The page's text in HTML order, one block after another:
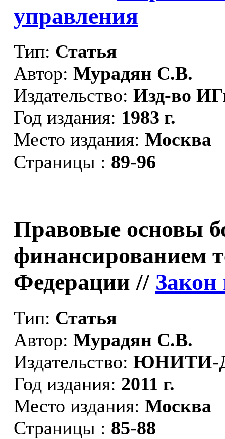
управления
Тип: Статья
Автор: Мурадян С.В.
Издательство: Изд-во
Год издания: 1983 г.
Место издания: Москва
Страницы : 89-96
Правовые основы
финансированием
Федерации //
Тип: Статья
Автор: Мурадян С.В.
Издательство: ЮНИТИ-
Год издания: 2011 г.
Место издания: Москва
Страницы : 85-88